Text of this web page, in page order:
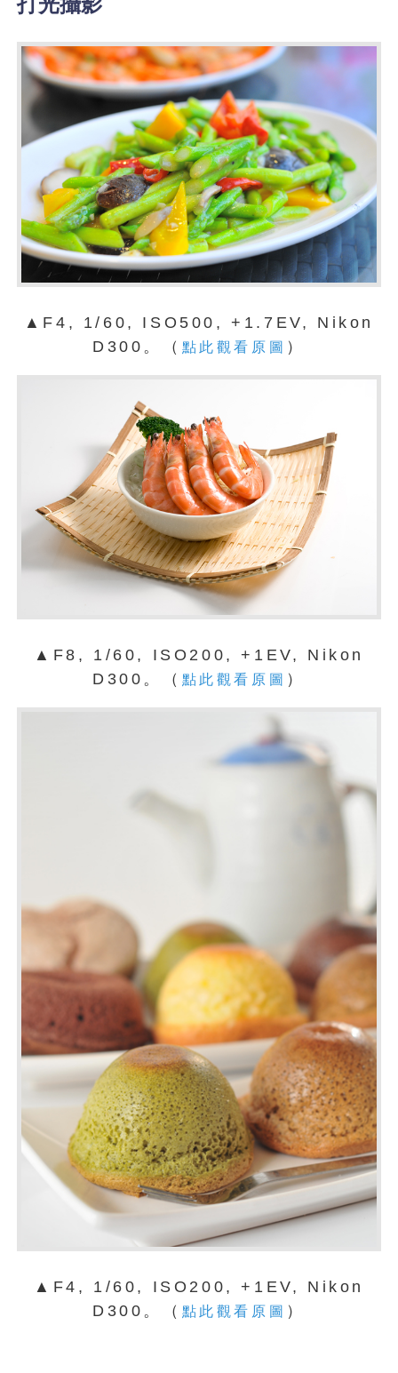
▲F4, 1/60, ISO500, +1.7EV, Nikon
D300。（ 點此觀看原圖 ）
▲F8, 1/60, ISO200, +1EV, Nikon
D300。（ 點此觀看原圖 ）
▲F4, 1/60, ISO200, +1EV, Nikon
D300。（ 點此觀看原圖 ）